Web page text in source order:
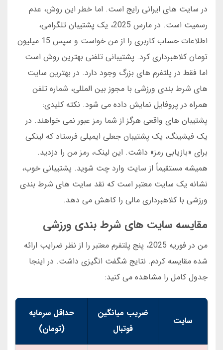
در سایت های ایرانی رایج است. اما خطر این روش، عدم
رسمیت است. در مارس 2025، یک پشتیبان تلگرامی،
اطلاعات حساب کاربری را از من خواست و سپس 15 میلیون
تومان کلاهبرداری کرد. پشتیبانی تلفنی بهترین روش است
اما فقط در پلتفرم های بزرگ وجود دارد. در بهترین سایت
های شرط بندی ورزشی با مجوز بین المللی، شماره تلفن
همراه در پروفایل نمایش داده می شود. نکته کلیدی:
پشتیبان های واقعی هرگز از شما رمز عبور نمی خواهند. در
یک فیشینگ، یک پشتیبان جعلی ایمیلی فرستاد که لینکی
برای «بازیابی رمز» داشت. این لینک، رمز من را دزدید.
همیشه مستقیماً از سایت وارد چت شوید. پشتیبانی خوب،
نشانه یک سایت معتبر است که نقد سایت های شرط بندی
ورزشی با کلاهبرداری مالی را کاهش می دهد.
مقایسه سایت های شرط بندی ورزشی
من در فوریه 2025، پنج پلتفرم معتبر را از نظر ضرایب ارائه
شده مقایسه کردم. نتایج شگفت انگیزی داشت. در اینجا
جدول کامل را مشاهده می کنید:
سایت
ضریب میانگین
فوتبال
حداقل سرمایه
(تومان)